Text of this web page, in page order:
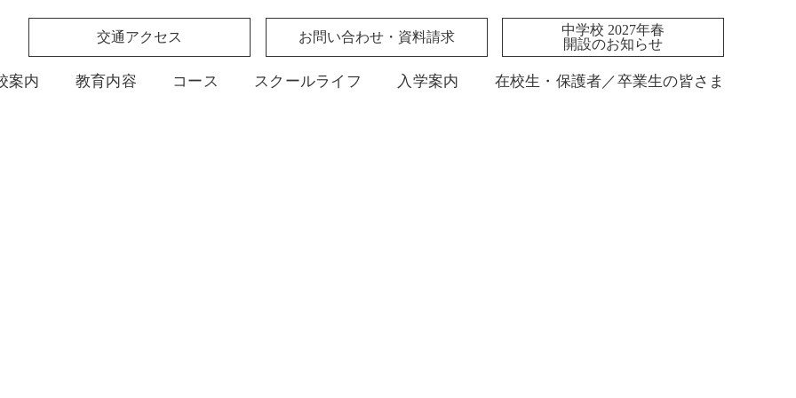
交通アクセス お問い合わせ・資料請求
中学校 2027年春
開設のお知らせ
案内 教育内容 コース スクールライフ 入学案内 在校生・保護者／卒業生の皆さま